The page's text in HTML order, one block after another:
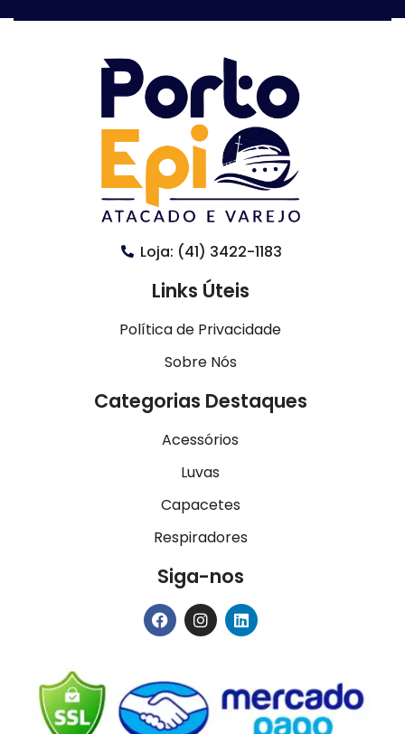
Loja: (41) 3422-1183
Links Úteis
Política de Privacidade
Sobre Nós
Categorias Destaques
Acessórios
Luvas
Capacetes
Respiradores
Siga-nos